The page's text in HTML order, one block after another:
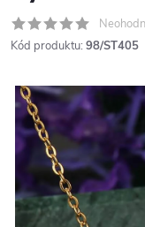
Kód produktu: 98/ST405